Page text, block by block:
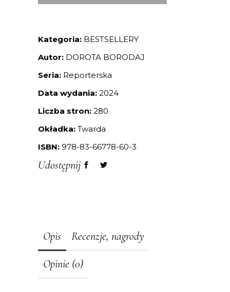
Kategoria: BESTSELLERY
Autor: DOROTA BORODAJ
Seria: Reporterska
Data wydania: 2024
Liczba stron: 280
Okładka: Twarda
ISBN: 978-83-66778-60-3
Udostępnij
Opis Recenzje, nagrody
Opinie (0)